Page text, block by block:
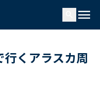
menu
くアラスカ周